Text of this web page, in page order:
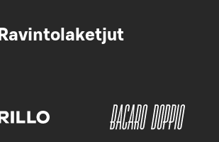
Ravintolaketjut